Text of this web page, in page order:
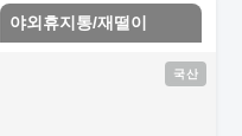
야외휴지통/재떨이
국산